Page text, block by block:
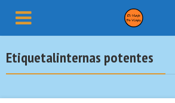
Etiquetalinternas potentes